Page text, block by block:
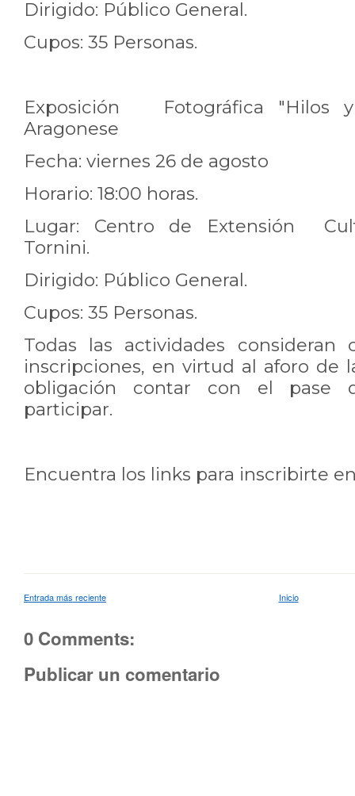
Dirigido: Público General.
Cupos: 35 Personas.
Exposición Fotográfica "Hilos
Aragonese
Fecha: viernes 26 de agosto
Horario: 18:00 horas.
Lugar: Centro de Extensión
Tornini.
Dirigido: Público General.
Cupos: 35 Personas.
Todas las actividades consideran
inscripciones, en virtud al aforo de
obligación contar con el pase
participar.
Encuentra los links para inscribirte
Entrada más reciente Inicio
0 Comments:
Publicar un comentario